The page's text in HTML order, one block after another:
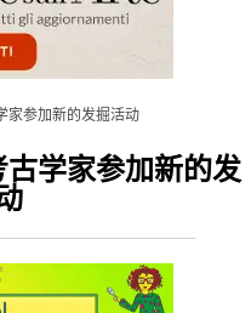
家参加新的发掘活动
学家参加新的发